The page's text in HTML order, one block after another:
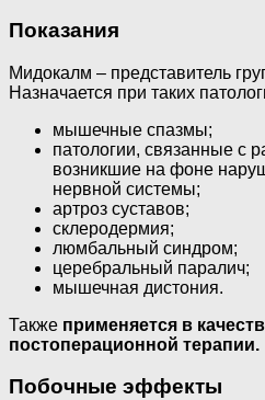
Показания
Мидокалм – представитель
Назначается при таких
мышечные спазмы;
патологии, связанные с
возникшие на фоне
нервной системы;
артроз суставов;
склеродермия;
люмбальный синдром;
церебральный паралич;
мышечная дистония.
Также применяется в
постоперационной терапии.
Побочные эффекты